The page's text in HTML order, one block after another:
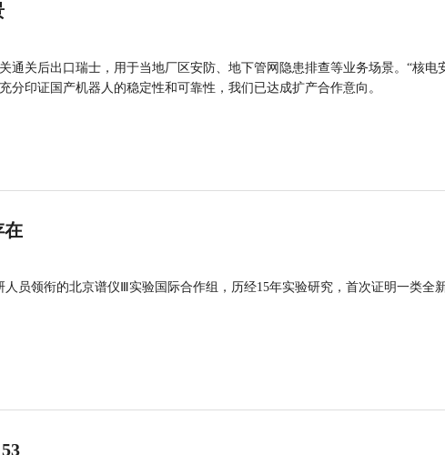
通关后出口瑞士，用于当地厂区安防、地下管网隐患排查等业务场景。“核电
分印证国产机器人的稳定性和可靠性，我们已达成扩产合作意向。
在
员领衔的北京谱仪Ⅲ实验国际合作组，历经15年实验研究，首次证明一类全